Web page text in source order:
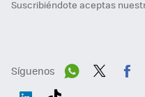
Suscribiéndote aceptas
Síguenos